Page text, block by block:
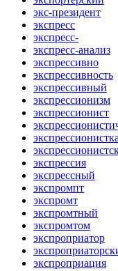
экс-президент
экспресс
экспресс-
экспресс-анализ
экспрессивно
экспрессивность
экспрессивный
экспрессионизм
экспрессионист
экспрессионистка
экспрессия
экспрессный
экспромпт
экспромт
экспромтный
экспромтом
экспроприатор
экспроприация